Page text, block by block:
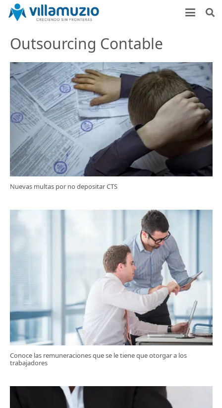
Outsourcing Contable
Nuevas multas por no depositar CTS
Conoce las remuneraciones que se le tiene que otorgar a los
trabajadores